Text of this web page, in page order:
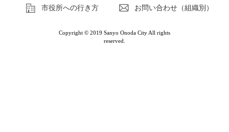
市役所への行き方 お問い合わせ（組織別）
Copyright © 2019 Sanyo Onoda City All rights
reserved.